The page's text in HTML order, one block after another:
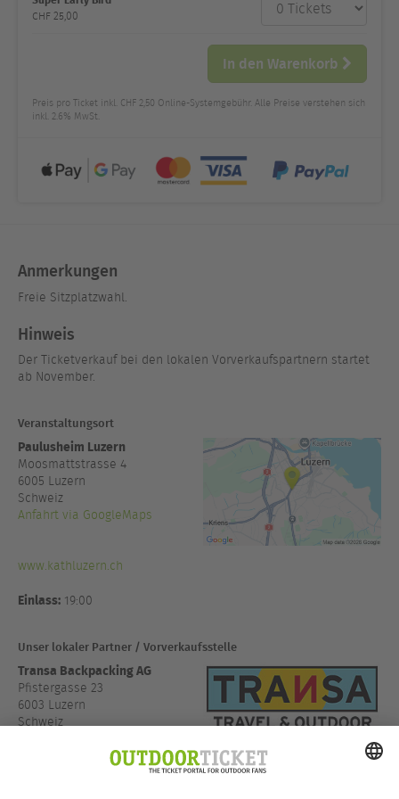
und Preis
CHF25,00
In den Warenkorb
Preis pro Ticket inkl. CHF 2,50 Online-Systemgebühr. Alle Preise verstehen sich
inkl. 2.6% MwSt.
Anmerkungen
Freie Sitzplatzwahl.
Hinweis
Der Ticketverkauf bei den lokalen Vorverkaufspartnern startet
ab November.
Veranstaltungsort
Paulusheim Luzern
Moosmattstrasse 4
6005 Luzern
Schweiz
Anfahrt via GoogleMaps
www.kathluzern.ch
Einlass: 19:00
Unser lokaler Partner / Vorverkaufsstelle
Transa Backpacking AG
Pfistergasse 23
6003 Luzern
Schweiz
www.transa.ch/de/store...